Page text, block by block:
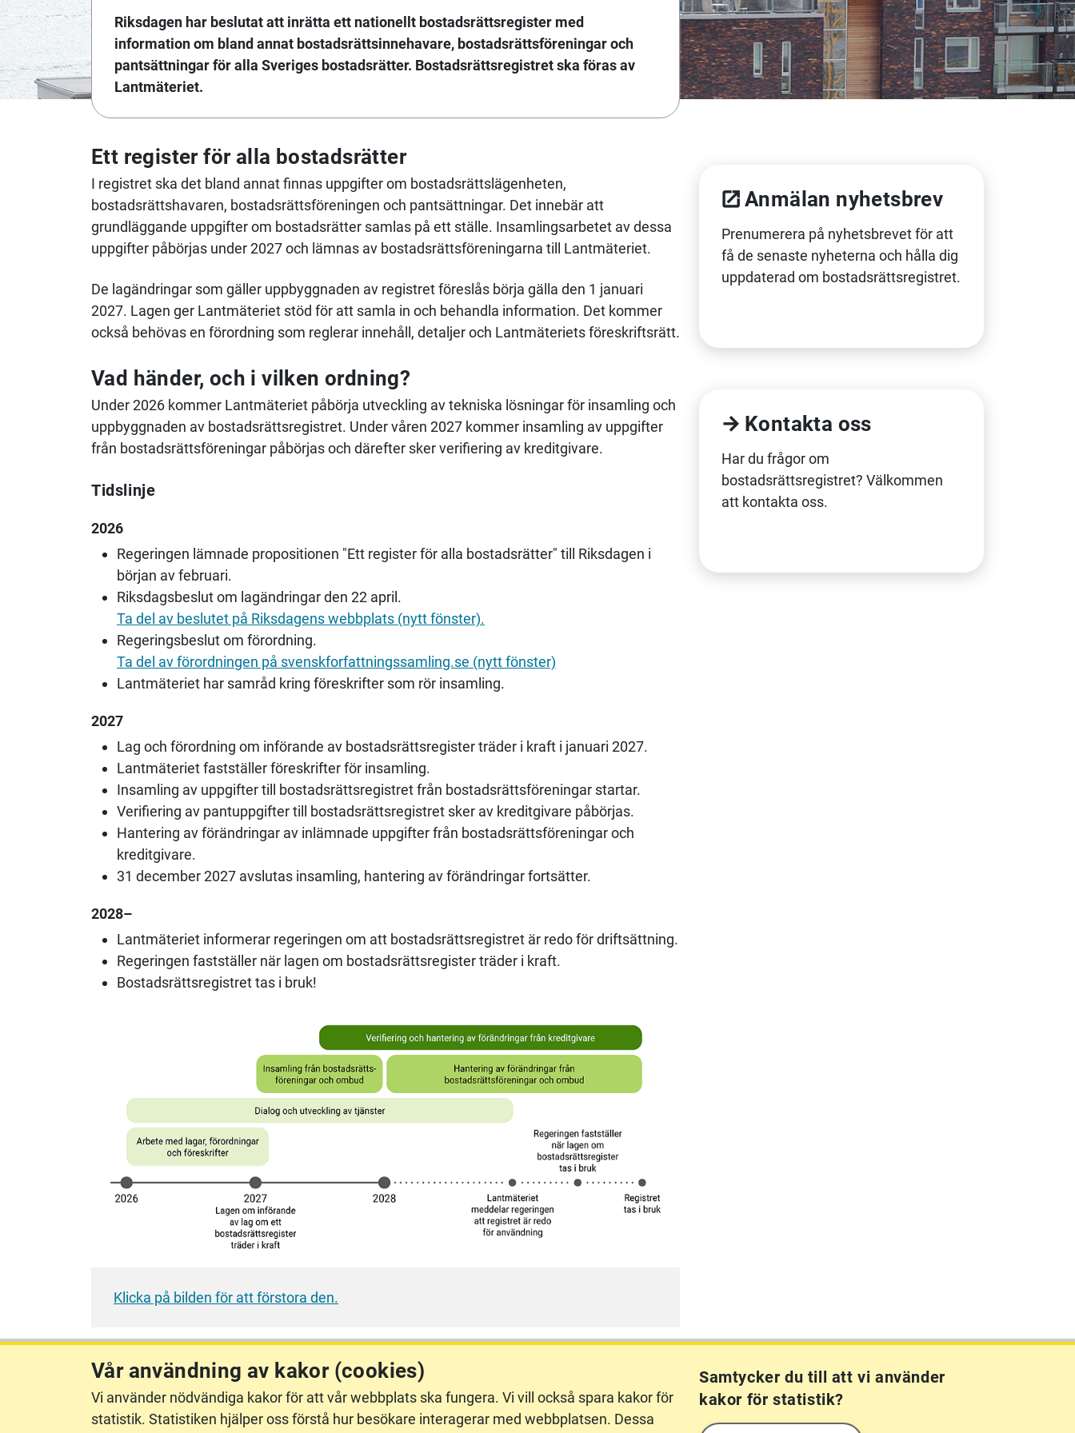
Riksdagen har beslutat att inrätta ett nationellt bostadsrättsregister med
information om bland annat bostadsrättsinnehavare, bostadsrättsföreningar och
pantsättningar för alla Sveriges bostadsrätter. Bostadsrättsregistret ska föras av
Lantmäteriet.
Ett register för alla bostadsrätter
I registret ska det bland annat finnas uppgifter om bostadsrättslägenheten,
bostadsrättshavaren, bostadsrättsföreningen och pantsättningar. Det innebär att
grundläggande uppgifter om bostadsrätter samlas på ett ställe. Insamlingsarbetet av dessa
uppgifter påbörjas under 2027 och lämnas av bostadsrättsföreningarna till Lantmäteriet.
De lagändringar som gäller uppbyggnaden av registret föreslås börja gälla den 1 januari
2027. Lagen ger Lantmäteriet stöd för att samla in och behandla information. Det kommer
också behövas en förordning som reglerar innehåll, detaljer och Lantmäteriets föreskriftsrätt.
Vad händer, och i vilken ordning?
Under 2026 kommer Lantmäteriet påbörja utveckling av tekniska lösningar för insamling och
uppbyggnaden av bostadsrättsregistret. Under våren 2027 kommer insamling av uppgifter
från bostadsrättsföreningar påbörjas och därefter sker verifiering av kreditgivare.
Tidslinje
2026
Regeringen lämnade propositionen "Ett register för alla bostadsrätter" till Riksdagen i
början av februari.
Riksdagsbeslut om lagändringar den 22 april.
Ta del av beslutet på Riksdagens webbplats (nytt fönster).
Regeringsbeslut om förordning.
Ta del av förordningen på svenskforfattningssamling.se (nytt fönster)
Lantmäteriet har samråd kring föreskrifter som rör insamling.
2027
Lag och förordning om införande av bostadsrättsregister träder i kraft i januari 2027.
Lantmäteriet fastställer föreskrifter för insamling.
Insamling av uppgifter till bostadsrättsregistret från bostadsrättsföreningar startar.
Verifiering av pantuppgifter till bostadsrättsregistret sker av kreditgivare påbörjas.
Hantering av förändringar av inlämnade uppgifter från bostadsrättsföreningar och
kreditgivare.
31 december 2027 avslutas insamling, hantering av förändringar fortsätter.
2028–
Lantmäteriet informerar regeringen om att bostadsrättsregistret är redo för driftsättning.
Regeringen fastställer när lagen om bostadsrättsregister träder i kraft.
Bostadsrättsregistret tas i bruk!
Klicka på bilden för att förstora den.
Anmälan nyhetsbrev
Prenumerera på nyhetsbrevet för att
få de senaste nyheterna och hålla dig
uppdaterad om bostadsrättsregistret.
Kontakta oss
Har du frågor om
bostadsrättsregistret? Välkommen
att kontakta oss.
Vår användning av kakor (cookies)
Vi använder nödvändiga kakor för att vår webbplats ska fungera. Vi vill också spara kakor för
statistik. Statistiken hjälper oss förstå hur besökare interagerar med webbplatsen. Dessa
Samtycker du till att vi använder
kakor för statistik?
lantmateriet.se Kakor (cookies)